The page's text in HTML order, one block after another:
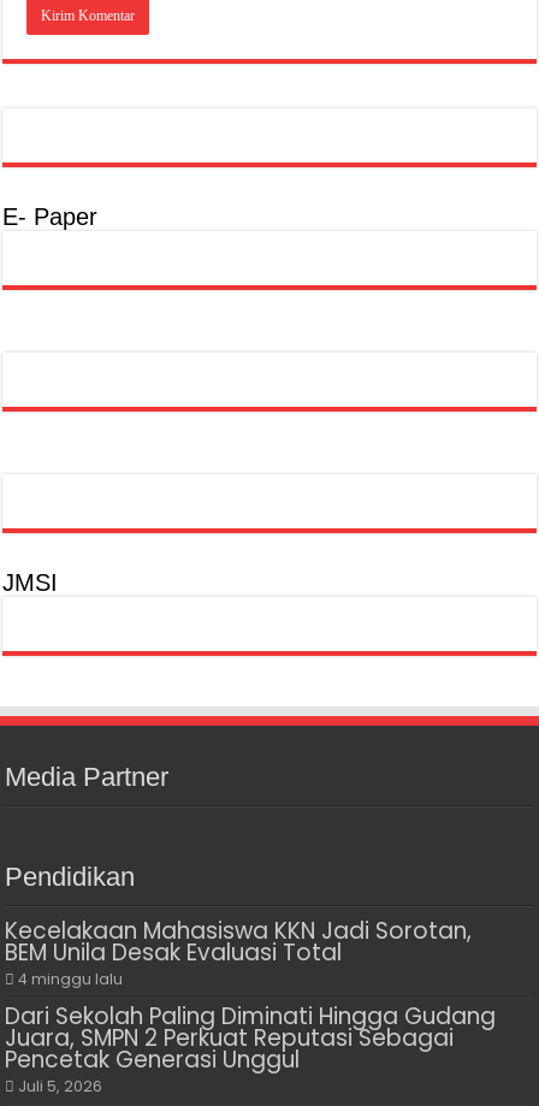
E- Paper
JMSI
Media Partner
Pendidikan
Kecelakaan Mahasiswa KKN Jadi Sorotan,
BEM Unila Desak Evaluasi Total
4 minggu lalu
Dari Sekolah Paling Diminati Hingga Gudang
Juara, SMPN 2 Perkuat Reputasi Sebagai
Pencetak Generasi Unggul
Juli 5, 2026